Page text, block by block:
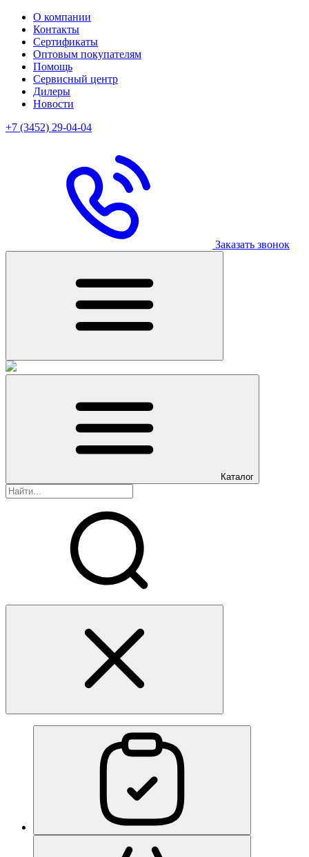
О компании
Контакты
Сертификаты
Оптовым покупателям
Помощь
Сервисный центр
Дилеры
Новости
+7 (3452) 29-04-04
Заказать звонок
Каталог